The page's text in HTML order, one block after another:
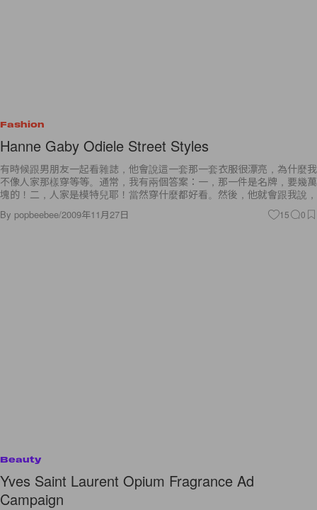
Fashion
Hanne Gaby Odiele Street Styles
有時候跟男朋友一起看雜誌，他會說這一套那一套衣服很漂亮，為什麼我
不像人家那樣穿等等。通常，我有兩個答案：一，那一件是名牌，要幾萬
塊的！二，人家是模特兒耶！當然穿什麼都好看。然後，他就會跟我說，
By popbeebee/2009年11月27日 15 0
Beauty
Yves Saint Laurent Opium Fragrance Ad
Campaign